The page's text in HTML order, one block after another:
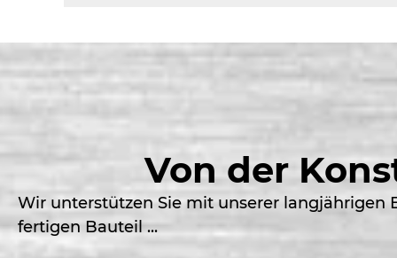
Von der
Wir unterstützen Sie mit unserer langjährigen
fertigen Bauteil ...